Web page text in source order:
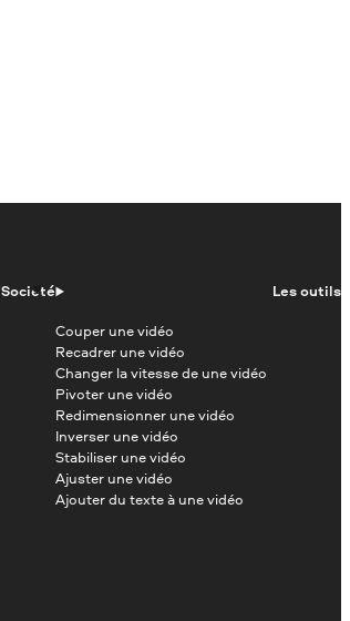
Société
Les outils
Couper une vidéo
Recadrer une vidéo
Changer la vitesse de une vidéo
Pivoter une vidéo
Redimensionner une vidéo
Inverser une vidéo
Stabiliser une vidéo
Ajuster une vidéo
Ajouter du texte à une vidéo